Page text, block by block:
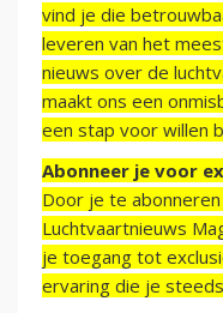
vind je die
leveren van het
nieuws over de
maakt ons een
een stap voor willen
Abonneer je voor
Door je te
Luchtvaartnieuws
je toegang tot
ervaring die je